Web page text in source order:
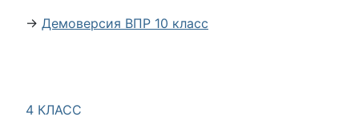
4 КЛАСС
→ Демоверсия ВПР 10 класс